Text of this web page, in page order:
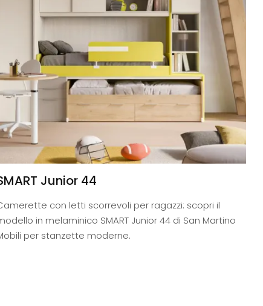
Junior 44
con letti scorrevoli per ragazzi: scopri il
in melaminico SMART Junior 44 di San Martino
per stanzette moderne.